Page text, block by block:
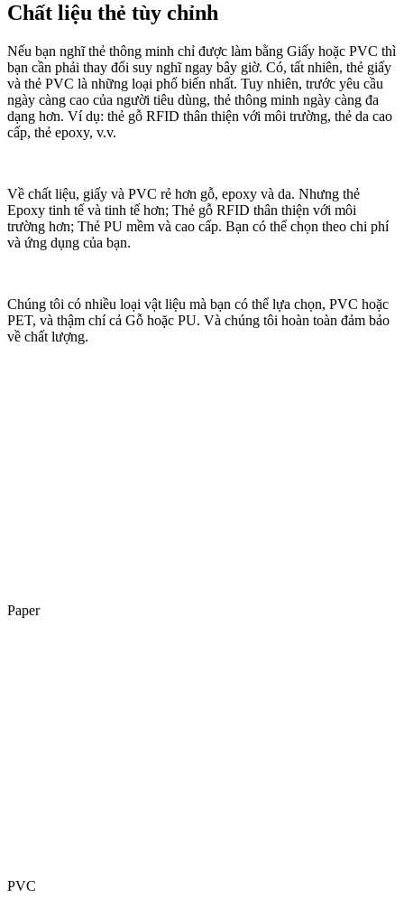
Chất liệu thẻ tùy chỉnh
Nếu bạn nghĩ thẻ thông minh chỉ được làm bằng Giấy hoặc PVC thì
bạn cần phải thay đổi suy nghĩ ngay bây giờ. Có, tất nhiên, thẻ giấy
và thẻ PVC là những loại phổ biến nhất. Tuy nhiên, trước yêu cầu
ngày càng cao của người tiêu dùng, thẻ thông minh ngày càng đa
dạng hơn. Ví dụ: thẻ gỗ RFID thân thiện với môi trường, thẻ da cao
cấp, thẻ epoxy, v.v.
Về chất liệu, giấy và PVC rẻ hơn gỗ, epoxy và da. Nhưng thẻ
Epoxy tinh tế và tinh tế hơn; Thẻ gỗ RFID thân thiện với môi
trường hơn; Thẻ PU mềm và cao cấp. Bạn có thể chọn theo chi phí
và ứng dụng của bạn.
Chúng tôi có nhiều loại vật liệu mà bạn có thể lựa chọn, PVC hoặc
PET, và thậm chí cả Gỗ hoặc PU. Và chúng tôi hoàn toàn đảm bảo
về chất lượng.
Paper
PVC